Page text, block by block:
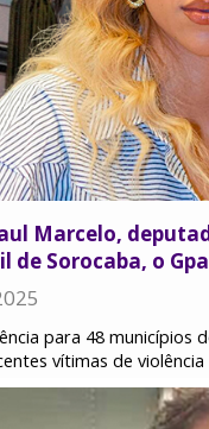
Marcelo,
de Sorocaba, o
para 48 municípios
vítimas de violência